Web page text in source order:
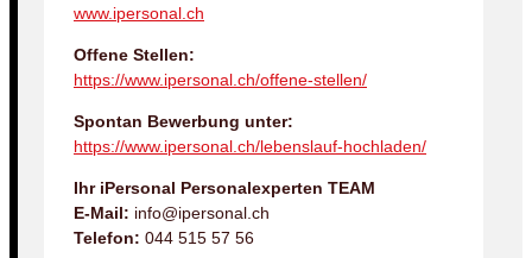
www.ipersonal.ch
Offene Stellen:
https://www.ipersonal.ch/offene-stellen/
Spontan Bewerbung unter:
https://www.ipersonal.ch/lebenslauf-hochladen/
Ihr iPersonal Personalexperten TEAM
E-Mail: info@ipersonal.ch
Telefon: 044 515 57 56